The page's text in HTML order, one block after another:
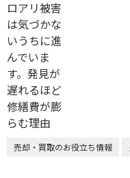
売却・買取のお役立ち情報